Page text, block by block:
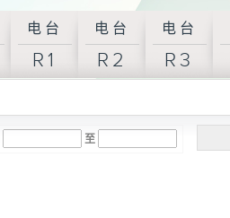
电台
R1
电台
R2
电台
R3
至